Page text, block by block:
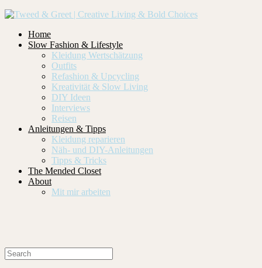
Home
Slow Fashion & Lifestyle
Kleidung Wertschätzung
Outfits
Refashion & Upcycling
Kreativität & Slow Living
DIY Ideen
Interviews
Reisen
Anleitungen & Tipps
Kleidung reparieren
Näh- und DIY-Anleitungen
Tipps & Tricks
The Mended Closet
About
Mit mir arbeiten